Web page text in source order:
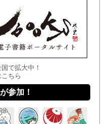
で拡大中！
ちら
参加！